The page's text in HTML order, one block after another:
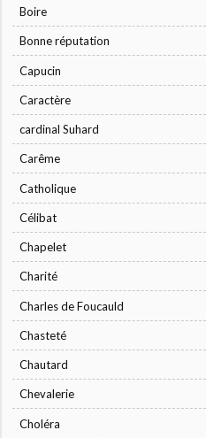
Boire
Bonne réputation
Capucin
Caractère
cardinal Suhard
Carême
Catholique
Célibat
Chapelet
Charité
Charles de Foucauld
Chasteté
Chautard
Chevalerie
Choléra